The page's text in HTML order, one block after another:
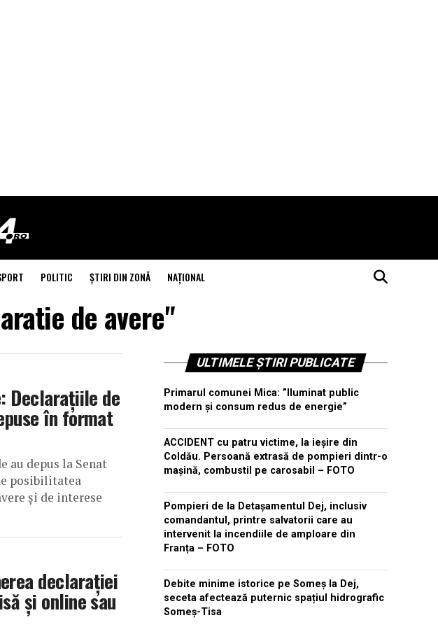
POLITIC ŞTIRI DIN ZONĂ NAŢIONAL
de avere"
Declaraţiile de
în format
au depus la Senat
posibilitatea
şi de interese
declaraţiei
şi online sau
ULTIMELE ȘTIRI PUBLICATE
Primarul comunei Mica: ”Iluminat public
modern și consum redus de energie”
ACCIDENT cu patru victime, la ieșire din
Coldău. Persoană extrasă de pompieri dintr-o
mașină, combustil pe carosabil – FOTO
Pompieri de la Detașamentul Dej, inclusiv
comandantul, printre salvatorii care au
intervenit la incendiile de amploare din
Franța – FOTO
Debite minime istorice pe Someș la Dej,
seceta afectează puternic spațiul hidrografic
Someș-Tisa